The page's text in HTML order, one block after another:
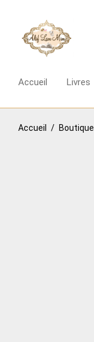
Accueil Livres
Accueil / Boutique